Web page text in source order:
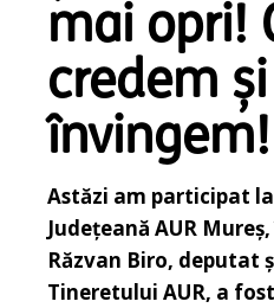
mai opri!
credem și
învingem!
Astăzi am participat
Județeană AUR
Răzvan Biro, deputat
Tineretului AUR, a